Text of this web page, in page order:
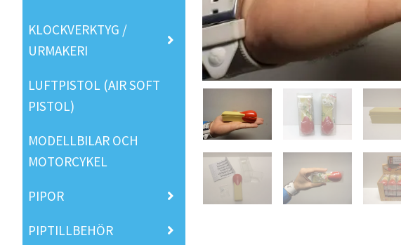
KLOCKVERKTYG /
URMAKERI
LUFTPISTOL (AIR SOFT
PISTOL)
MODELLBILAR OCH
MOTORCYKEL
PIPOR
PIPTILLBEHÖR